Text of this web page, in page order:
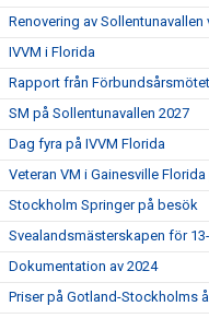
Renovering av Sollentunavallen
IVVM i Florida
Rapport från
SM på Sollentunavallen 2027
Dag fyra på IVVM Florida
Veteran VM i Gainesville
Stockholm Springer på besök
Svealandsmästerskapen för
Dokumentation av 2024
Priser på Gotland-Stockholms